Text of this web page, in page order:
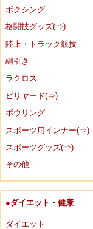
ボクシング
格闘技グッズ(⇒)
陸上・トラック競技
綱引き
ラクロス
ビリヤード(⇒)
ボウリング
スポーツ用インナー(⇒)
スポーツグッズ(⇒)
その他
●ダイエット・健康
ダイエット